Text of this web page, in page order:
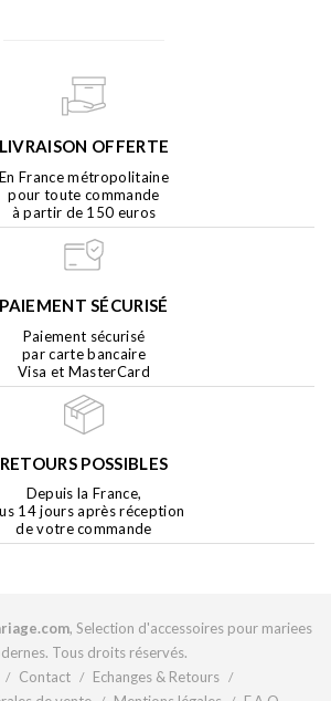
LIVRAISON OFFERTE
En France métropolitaine
pour toute commande
à partir de 150 euros
PAIEMENT SÉCURISÉ
Paiement sécurisé
par carte bancaire
Visa et MasterCard
RETOURS POSSIBLES
Depuis la France,
14 jours après réception
de votre commande
, Selection d'accessoires pour mariees
Tous droits réservés.
/ Contact / Echanges & Retours /